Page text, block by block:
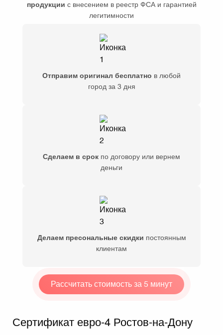
продукции с внесением в реестр ФСА и гарантией
легитимности
Отправим оригинал бесплатно в любой
город за 3 дня
Сделаем в срок по договору или вернем
деньги
Делаем пресональные скидки постоянным
клиентам
Рассчитать стоимость за 5 минут
Сертификат евро-4 Ростов-на-Дону